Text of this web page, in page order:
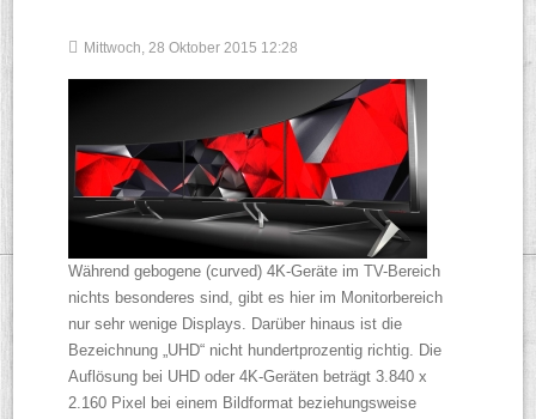
Mittwoch, 28 Oktober 2015 12:28
Während gebogene (curved) 4K-Geräte im TV-Bereich
nichts besonderes sind, gibt es hier im Monitorbereich
nur sehr wenige Displays. Darüber hinaus ist die
Bezeichnung „UHD“ nicht hundertprozentig richtig. Die
Auflösung bei UHD oder 4K-Geräten beträgt 3.840 x
2.160 Pixel bei einem Bildformat beziehungsweise